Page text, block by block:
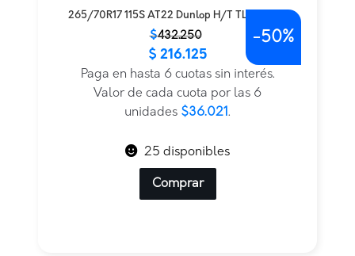
265/70R17 115S AT22 Dunlop H/T TL BLK JAP
$432.250
original
$432.250.
actual
$ 216.125
Paga en hasta 6 cuotas sin interés.
Valor de cada cuota por las 6
unidades $36.021.
-50%
25 disponibles
Comprar